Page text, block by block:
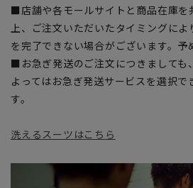
■店舗や各モールサイトと商品在庫を
上、ご注文いただいたタイミングに
を完了できない場合がございます。予
■お急ぎ発送のご注文につきましても
よってはお急ぎ発送サービスを選択で
す。
洗えるスーツはこちら